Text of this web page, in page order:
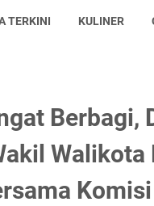
TERKINI KULINER
Berbagi,
Walikota
Komisi